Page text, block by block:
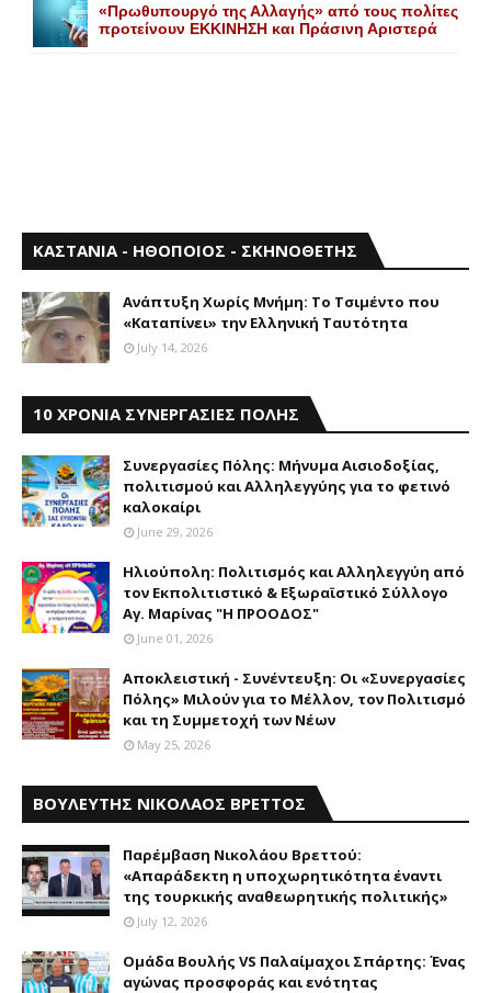
«Πρωθυπουργό της Αλλαγής» από τους πολίτες
προτείνουν EKKINHΣΗ και Πράσινη Αριστερά
ΚΑΣΤΑΝΙΑ - ΗΘΟΠΟΙΟΣ - ΣΚΗΝΟΘΕΤΗΣ
Aνάπτυξη Xωρίς Mνήμη: Το Τσιμέντο που
«Καταπίνει» την Ελληνική Ταυτότητα
July 14, 2026
10 ΧΡΟΝΙΑ ΣΥΝΕΡΓΑΣΙΕΣ ΠΟΛΗΣ
Συνεργασίες Πόλης: Mήνυμα Aισιοδοξίας,
πολιτισμού και Aλληλεγγύης για το φετινό
καλοκαίρι
June 29, 2026
Ηλιούπολη: Πολιτισμός και Aλληλεγγύη από
τον Εκπολιτιστικό & Εξωραϊστικό Σύλλογο
Αγ. Μαρίνας "Η ΠΡΟΟΔΟΣ"
June 01, 2026
Αποκλειστική - Συνέντευξη: Οι «Συνεργασίες
Πόλης» Μιλούν για το Μέλλον, τον Πολιτισμό
και τη Συμμετοχή των Νέων
May 25, 2026
ΒΟΥΛΕΥΤΗΣ ΝΙΚΟΛΑΟΣ ΒΡΕΤΤΟΣ
Παρέμβαση Nικολάου Bρεττού:
«Aπαράδεκτη η υποχωρητικότητα έναντι
της τουρκικής αναθεωρητικής πολιτικής»
July 12, 2026
Ομάδα Βουλής VS Παλαίμαχοι Σπάρτης: Ένας
αγώνας προσφοράς και ενότητας